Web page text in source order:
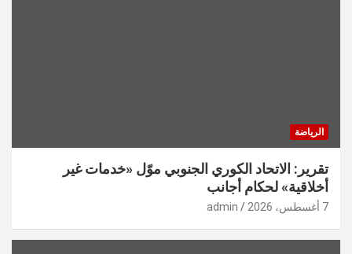
الرياضة
تقرير: الاتحاد الكوري الجنوبي موّل «خدمات غير
أخلاقية» لحكام أجانب
7 أغسطس، 2026 admin